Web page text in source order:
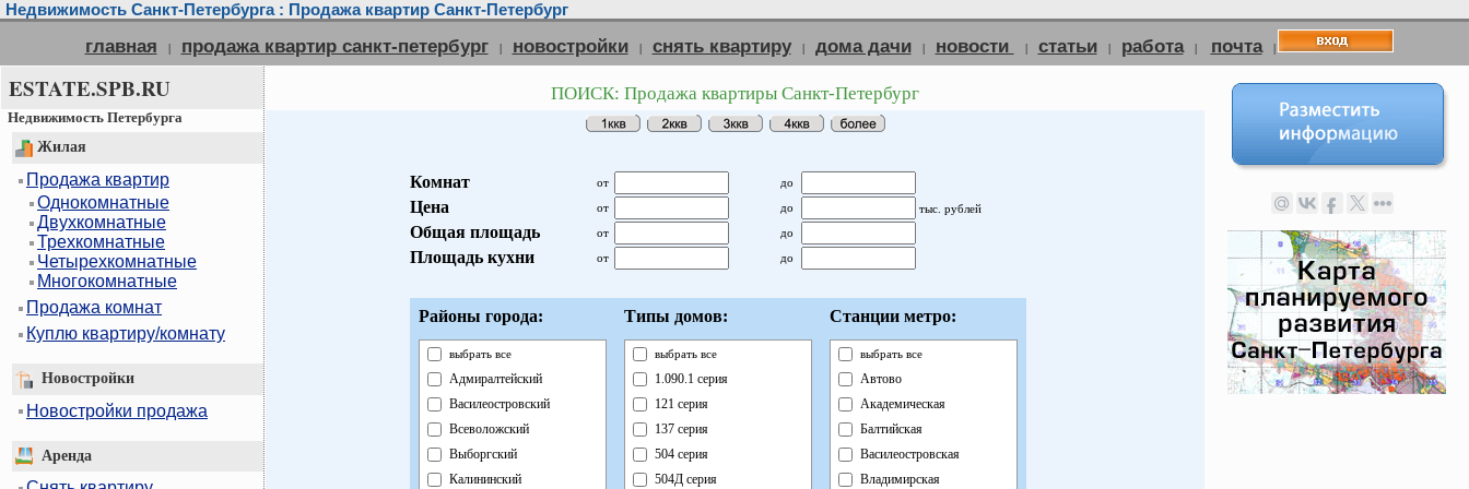
Недвижимость Санкт-Петербурга : Продажа квартир Санкт-Петербург
главная | продажа квартир санкт-петербург | новостройки | снять квартиру | дома дачи | новости | статьи | работа | почта |
ESTATE.SPB.RU
Недвижимость Петербурга
Жилая
Продажа квартир
Однокомнатные
Двухкомнатные
Трехкомнатные
Четырехкомнатные
Многокомнатные
Продажа комнат
Куплю квартиру/комнату
Новостройки
Новостройки продажа
Аренда
ПОИСК: Продажа квартиры Санкт-Петербург
Комнат от до
Цена от до тыс. рублей
Общая площадь от до
Площадь кухни от до
Районы города:
выбрать все
Адмиралтейский
Василеостровский
Всеволожский
Выборгский
Калининский
Типы домов:
выбрать все
1.090.1 серия
121 серия
137 серия
504 серия
504Д серия
Станции метро:
выбрать все
Автово
Академическая
Балтийская
Василеостровская
Владимирская